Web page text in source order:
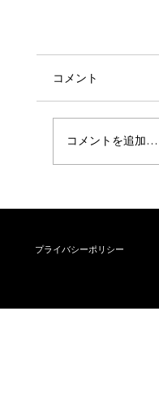
コメント
コメントを追加…
プライバシーポリシー